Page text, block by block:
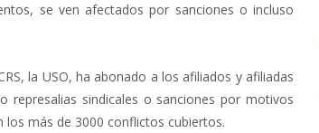
se ven afectados por sanciones o incluso
la USO, ha abonado a los afiliados y afiliadas
represalias sindicales o sanciones por motivos
más de 3000 conflictos cubiertos.